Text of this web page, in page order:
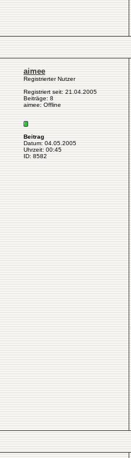
aimee
Registrierter Nutzer
Registriert seit: 21.04.2005
Beiträge: 8
aimee: Offline
Beitrag
Datum: 04.05.2005
Uhrzeit: 00:45
ID: 8582